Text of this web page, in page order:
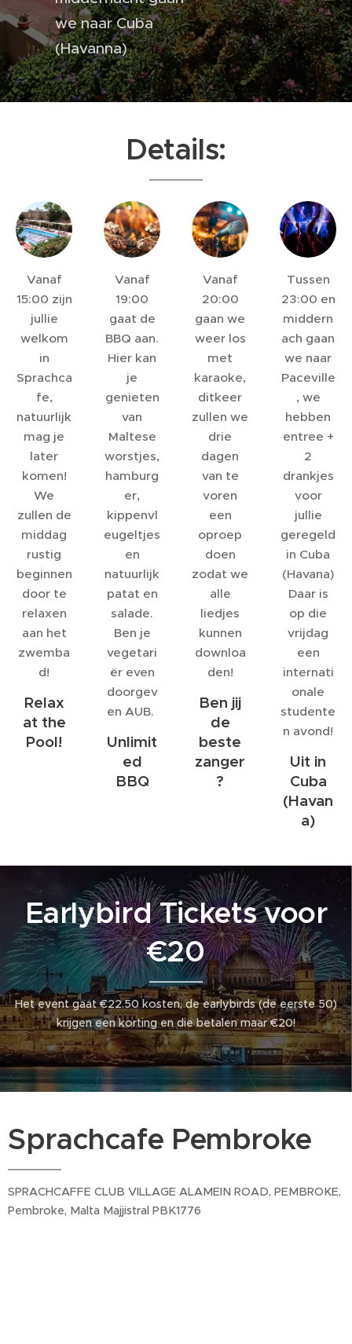
we naar Cuba
(Havanna)
Details:
Vanaf
15:00 zijn
jullie
welkom
in
Sprachca
fe,
natuurlijk
mag je
later
komen!
We
zullen de
middag
rustig
beginnen
door te
relaxen
aan het
zwemba
d!
Relax
at the
Pool!
Vanaf
19:00
gaat de
BBQ aan.
Hier kan
je
genieten
van
Maltese
worstjes,
hamburg
er,
kippenvl
eugeltjes
en
natuurlijk
patat en
salade.
Ben je
vegetari
ër even
doorgev
en AUB.
Unlimit
ed
BBQ
Vanaf
20:00
gaan we
weer los
met
karaoke,
ditkeer
zullen we
drie
dagen
van te
voren
een
oproep
doen
zodat we
alle
liedjes
kunnen
downloa
den!
Ben jij
de
beste
zanger
?
Tussen
23:00 en
middern
ach gaan
we naar
Paceville
, we
hebben
entree +
2
drankjes
voor
jullie
geregeld
in Cuba
(Havana)
Daar is
op die
vrijdag
een
internati
onale
studente
n avond!
Uit in
Cuba
(Havan
a)
Earlybird Tickets voor
€20
Het event gaat €22.50 kosten, de earlybirds (de eerste 50)
krijgen een korting en die betalen maar €20!
Sprachcafe Pembroke
SPRACHCAFFE CLUB VILLAGE ALAMEIN ROAD, PEMBROKE,
Pembroke, Malta Majjistral PBK1776